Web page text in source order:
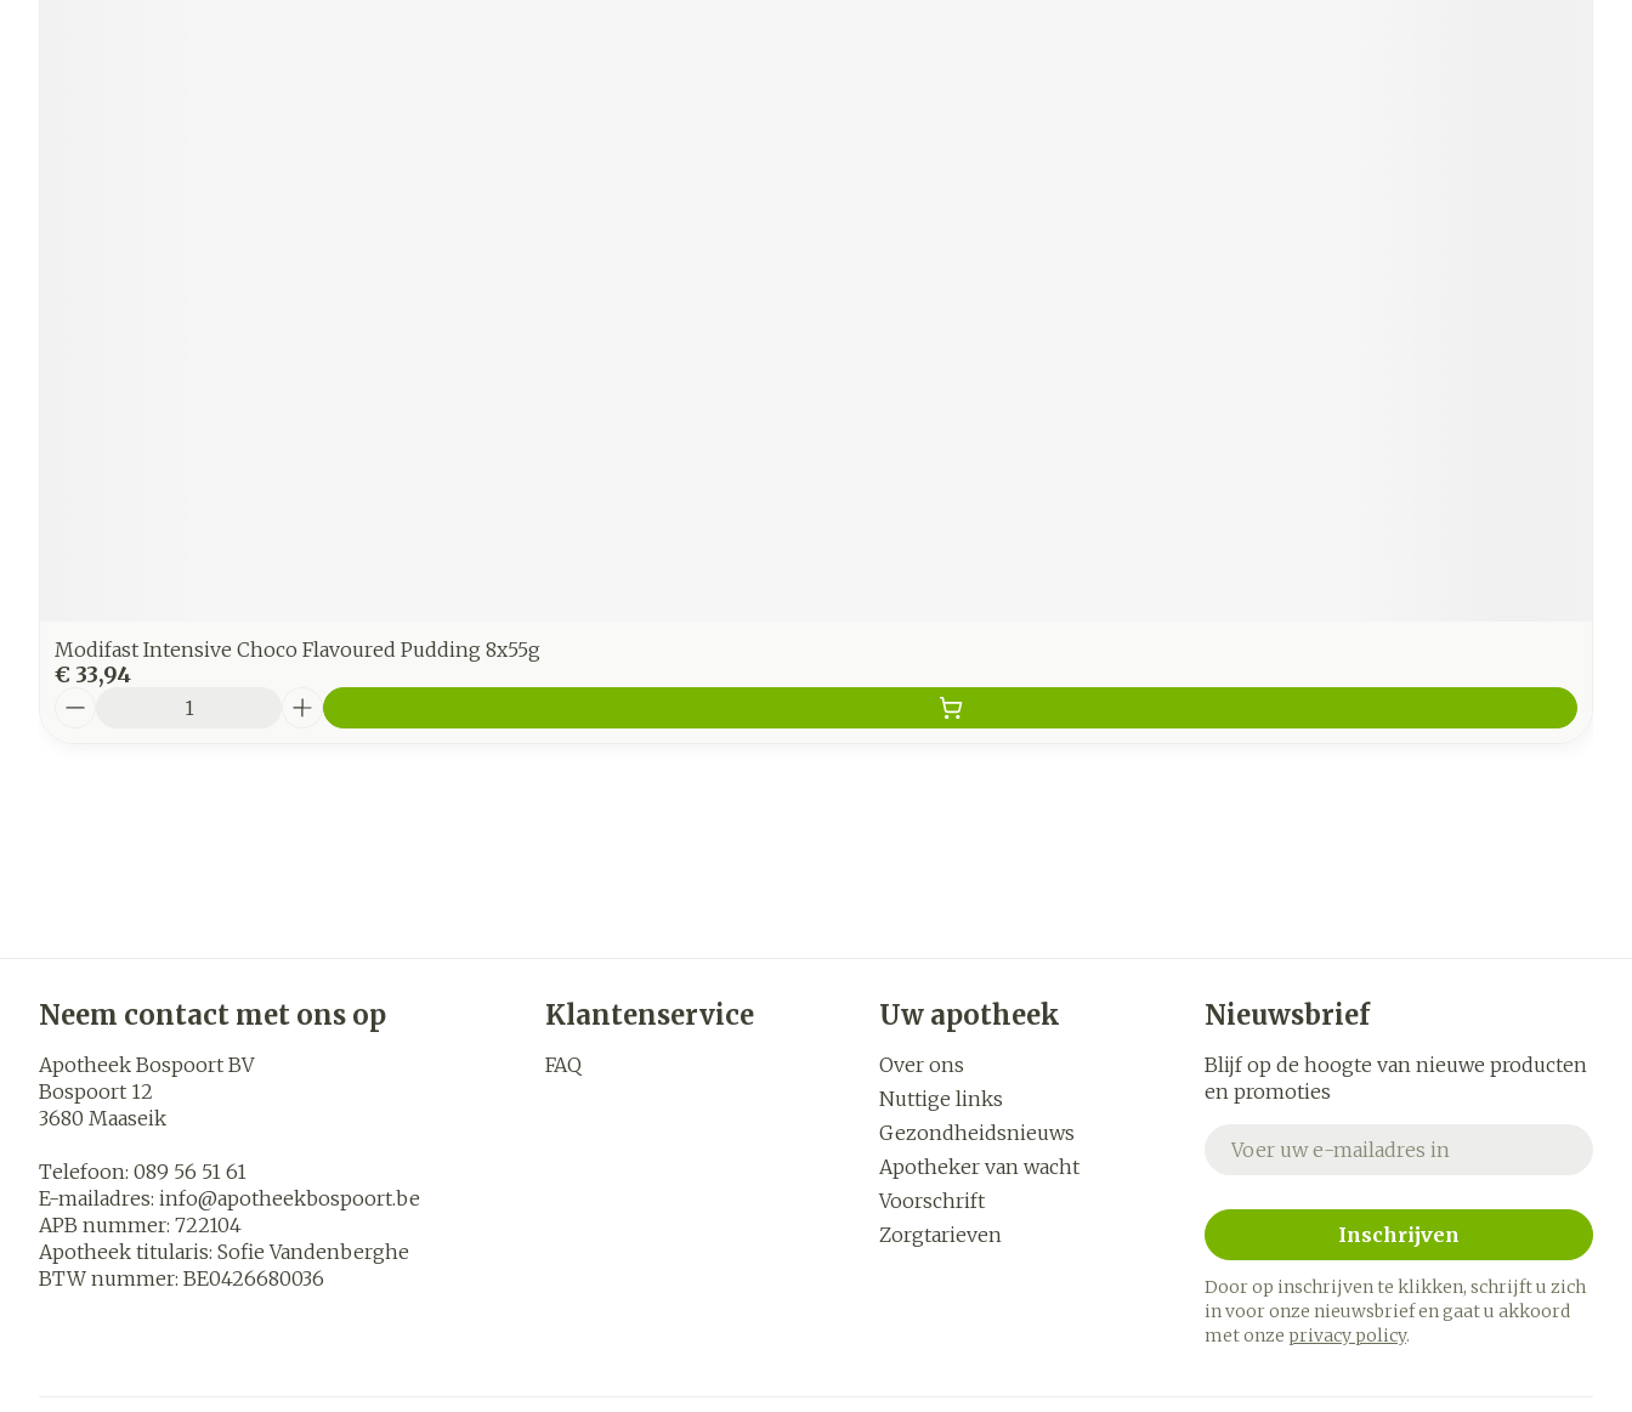
Modifast Intensive Choco Flavoured Pudding 8x55g
€ 33,94
Neem contact met ons op
Apotheek Bospoort BV
Bospoort 12
3680 Maaseik
Telefoon: 089 56 51 61
E-mailadres: info@apotheekbospoort.be
APB nummer: 722104
Apotheek titularis: Sofie Vandenberghe
BTW nummer: BE0426680036
Klantenservice
FAQ
Uw apotheek
Over ons
Nuttige links
Gezondheidsnieuws
Apotheker van wacht
Voorschrift
Zorgtarieven
Nieuwsbrief
Blijf op de hoogte van nieuwe producten
en promoties
Inschrijven
Door op inschrijven te klikken, schrijft u zich
in voor onze nieuwsbrief en gaat u akkoord
met onze privacy policy.